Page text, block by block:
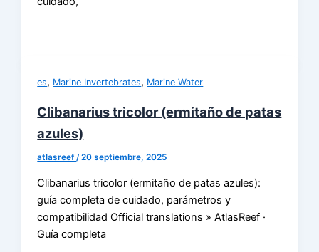
es, Marine Invertebrates, Marine Water
Clibanarius tricolor (ermitaño de patas
azules)
atlasreef/20 septiembre, 2025
Clibanarius tricolor (ermitaño de patas azules):
guía completa de cuidado, parámetros y
compatibilidad Official translations » AtlasReef ·
Guía completa